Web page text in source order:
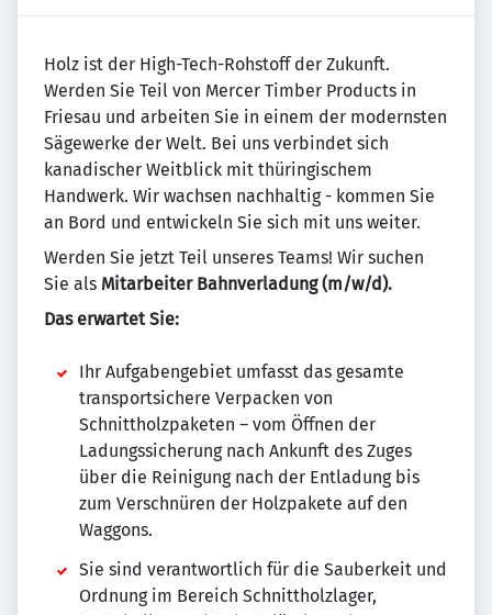
Holz ist der High-Tech-Rohstoff der Zukunft.
Werden Sie Teil von Mercer Timber Products in
Friesau und arbeiten Sie in einem der modernsten
Sägewerke der Welt. Bei uns verbindet sich
kanadischer Weitblick mit thüringischem
Handwerk. Wir wachsen nachhaltig - kommen Sie
an Bord und entwickeln Sie sich mit uns weiter.
Werden Sie jetzt Teil unseres Teams! Wir suchen
Sie als Mitarbeiter Bahnverladung (m/w/d).
Das erwartet Sie:
Ihr Aufgabengebiet umfasst das gesamte
transportsichere Verpacken von
Schnittholzpaketen – vom Öffnen der
Ladungssicherung nach Ankunft des Zuges
über die Reinigung nach der Entladung bis
zum Verschnüren der Holzpakete auf den
Waggons.
Sie sind verantwortlich für die Sauberkeit und
Ordnung im Bereich Schnittholzlager,